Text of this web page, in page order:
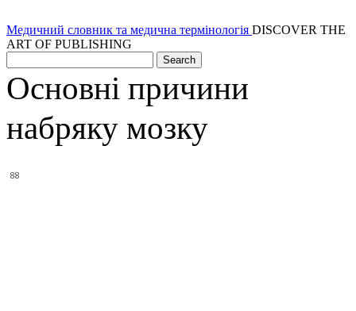
Медичний словник та медична термінологія DISCOVER THE
ART OF PUBLISHING
Основні причини
набряку мозку
88